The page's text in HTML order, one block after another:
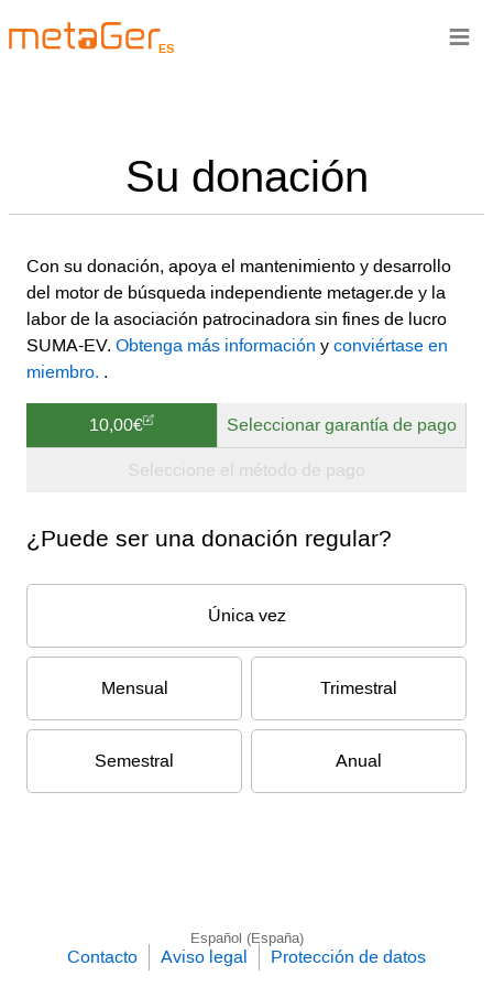
ES
Su donación
Con su donación, apoya el mantenimiento y desarrollo
del motor de búsqueda independiente metager.de y la
labor de la asociación patrocinadora sin fines de lucro
SUMA-EV. Obtenga más información y conviértase en
miembro. .
10,00€ Seleccionar garantía de pago
Seleccione el método de pago
¿Puede ser una donación regular?
Única vez
Mensual Trimestral
Semestral Anual
≡
Español (España)
Contacto Aviso legal Protección de datos